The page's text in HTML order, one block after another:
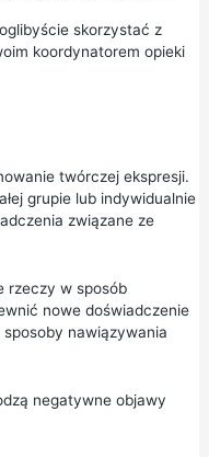
skorzystać z
koordynatorem opieki
twórczej ekspresji.
grupie lub indywidualnie
związane ze
rzeczy w sposób
nowe doświadczenie
nawiązywania
negatywne objawy